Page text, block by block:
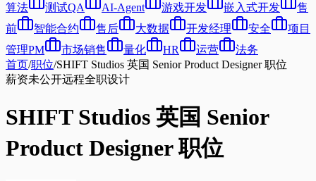
算法
测试QA AI-Agent 游戏开发 嵌入式开发
售
前
智能合约 售后 大数据 开发经理 安全
项目
管理PM
市场销售 量化 HR 运营
法务
首页/职位/SHIFT Studios 英国 Senior Product Designer 职位
薪资未公开远程全职设计
SHIFT Studios 英国 Senior
Product Designer 职位